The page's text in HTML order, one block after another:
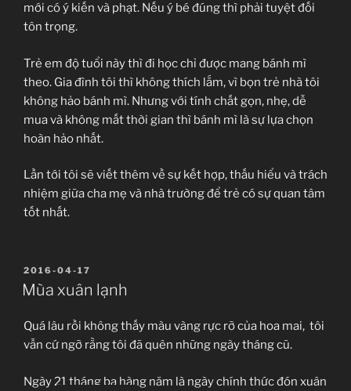
mới có ý kiến và phạt. Nếu ý bé đúng thì phải tuyệt đối
tôn trọng.
Trẻ em độ tuổi này thì đi học chỉ được mang bánh mì
theo. Gia đình tôi thì không thích lắm, vì bọn trẻ nhà tôi
không hảo bánh mì. Nhưng với tính chất gọn, nhẹ, dễ
mua và không mất thời gian thì bánh mì là sự lựa chọn
hoàn hảo nhất.
Lần tới tôi sẽ viết thêm về sự kết hợp, thấu hiểu và trách
nhiệm giữa cha mẹ và nhà trường để trẻ có sự quan tâm
tốt nhất.
ĐĂNG
TRONG
2016-04-17
Mùa xuân lạnh
Quá lâu rồi không thấy màu vàng rực rỡ của hoa mai, tôi
vẫn cứ ngỡ rằng tôi đã quên những ngày tháng cũ.
Ngày 21 tháng ba hàng năm là ngày chính thức đón xuân